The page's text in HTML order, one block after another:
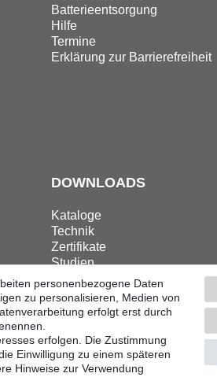
Batterieentsorgung
Hilfe
Termine
Erklärung zur Barrierefreiheit
DOWNLOADS
Kataloge
Technik
Zertifikate
Studien
Promotion
AGB
personenbezogene Daten
zu personalisieren, Medien von
erfolgt erst durch
erfolgen. Die Zustimmung
Einwilligung zu einem späteren
Hinweise zur Verwendung